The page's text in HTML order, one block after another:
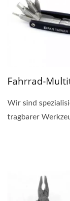
Fahrrad-
Wir sind
tragbarer